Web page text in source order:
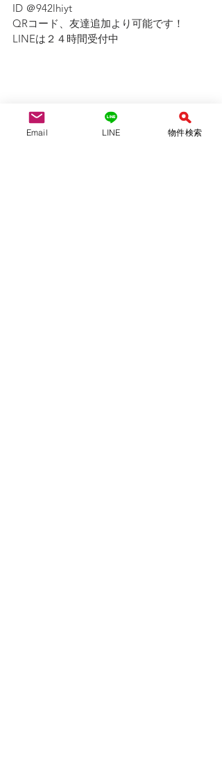
ID ＠942lhiyt
QRコード、友達追加より可能です！
LINEは２４時間受付中
Email LINE 物件検索